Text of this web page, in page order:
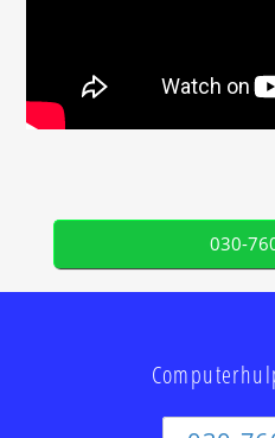
030-